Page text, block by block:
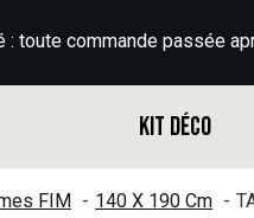
toute commande passée
Kit déco
FIM 140 X 190 Cm